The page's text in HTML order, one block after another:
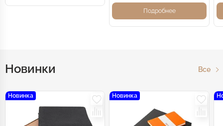
Подробнее
Новинки Все
Новинка Новинка